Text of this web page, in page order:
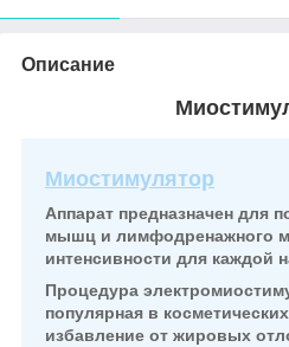
Описание
Миостимулятор
Аппарат предназначен для
мышц и лимфодренажного
интенсивности для каждой
Процедура
популярная в
избавление от жировых